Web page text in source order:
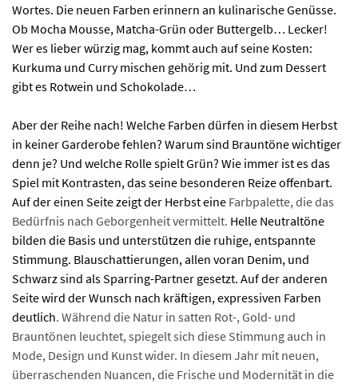
Wortes. Die neuen Farben erinnern an kulinarische Genüsse.
Ob Mocha Mousse, Matcha-Grün oder Buttergelb… Lecker!
Wer es lieber würzig mag, kommt auch auf seine Kosten:
Kurkuma und Curry mischen gehörig mit. Und zum Dessert
gibt es Rotwein und Schokolade…
Aber der Reihe nach! Welche Farben dürfen in diesem Herbst
in keiner Garderobe fehlen? Warum sind Brauntöne wichtiger
denn je? Und welche Rolle spielt Grün? Wie immer ist es das
Spiel mit Kontrasten, das seine besonderen Reize offenbart.
Auf der einen Seite zeigt der Herbst eine Farbpalette, die das
Bedürfnis nach Geborgenheit vermittelt. Helle Neutraltöne
bilden die Basis und unterstützen die ruhige, entspannte
Stimmung. Blauschattierungen, allen voran Denim, und
Schwarz sind als Sparring-Partner gesetzt. Auf der anderen
Seite wird der Wunsch nach kräftigen, expressiven Farben
deutlich. Während die Natur in satten Rot-, Gold- und
Brauntönen leuchtet, spiegelt sich diese Stimmung auch in
Mode, Design und Kunst wider. In diesem Jahr mit neuen,
überraschenden Nuancen, die Frische und Modernität in die